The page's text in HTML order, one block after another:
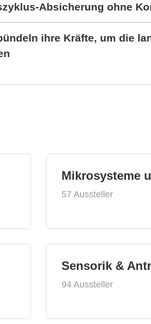
Absicherung ohne
ihre Kräfte, um die
Mikrosysteme
57 Aussteller
Sensorik &
94 Aussteller